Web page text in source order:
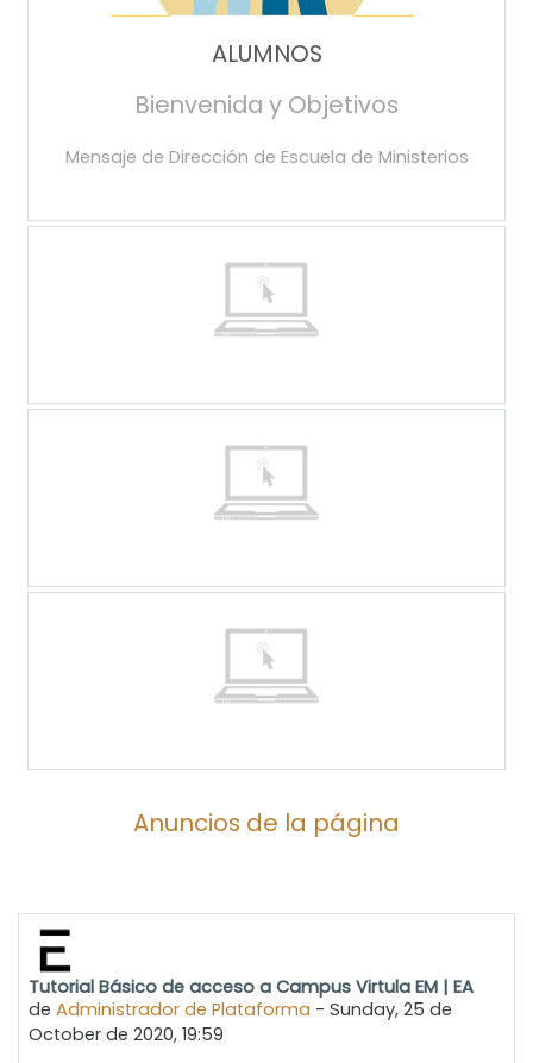
ALUMNOS
Bienvenida y Objetivos
Mensaje de Dirección de Escuela de Ministerios
Anuncios de la página
Tutorial Básico de acceso a Campus Virtula EM | EA
de Administrador de Plataforma - Sunday, 25 de
October de 2020, 19:59